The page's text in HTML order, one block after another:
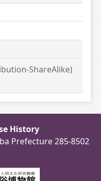
ShareAlike)
History
Prefecture 285-8502